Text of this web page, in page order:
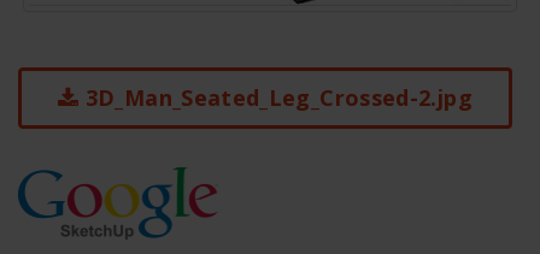
3D_Man_Seated_Leg_Crossed-2.jpg